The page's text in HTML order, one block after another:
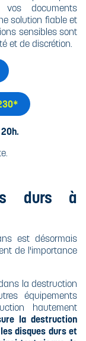
documents
solution fiable et
sensibles sont
et de discrétion.
durs à
est désormais
de l'importance
la destruction
équipements
hautement
la destruction
disques durs et